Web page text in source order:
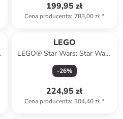
199,95 zł
Cena producenta: 783,00 zł*
LEGO
LEGO® Star Wars: Star Wars
Logo - 18+
-26%
224,95 zł
Cena producenta: 304,46 zł*